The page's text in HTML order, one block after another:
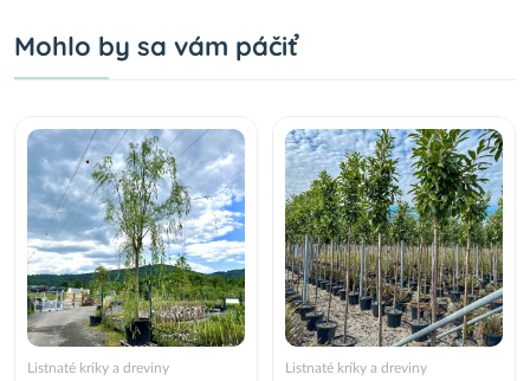
Mohlo by sa vám páčiť
Listnaté kríky a dreviny Listnaté kríky a dreviny